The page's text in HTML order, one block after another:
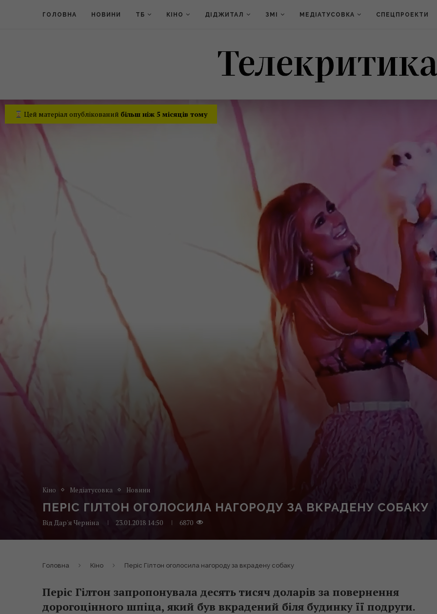
ГОЛОВНА НОВИНИ ТБ КІНО ДІДЖИТАЛ ЗМІ МЕДІАТУСОВКА СПЕЦПРОЕКТИ
Цей матеріал опублікований більш ніж 5 місяців тому
Кіно Медіатусовка Новини
ПЕРІС ГІЛТОН ОГОЛОСИЛА НАГОРОДУ ЗА ВКРАДЕНУ СОБАКУ
Від Дар'я Черніна 23.01.2018 14:50 6870
Головна Кіно Періс Гілтон оголосила нагороду за вкрадену собаку
Періс Гілтон запропонувала десять тисяч доларів за повернення
дорогоцінного шпіца, який був вкрадений біля будинку її подруги.